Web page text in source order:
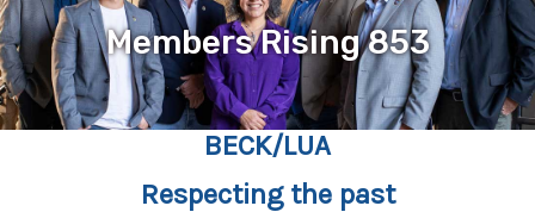
Members Rising 853
BECK/LUA
Respecting the past